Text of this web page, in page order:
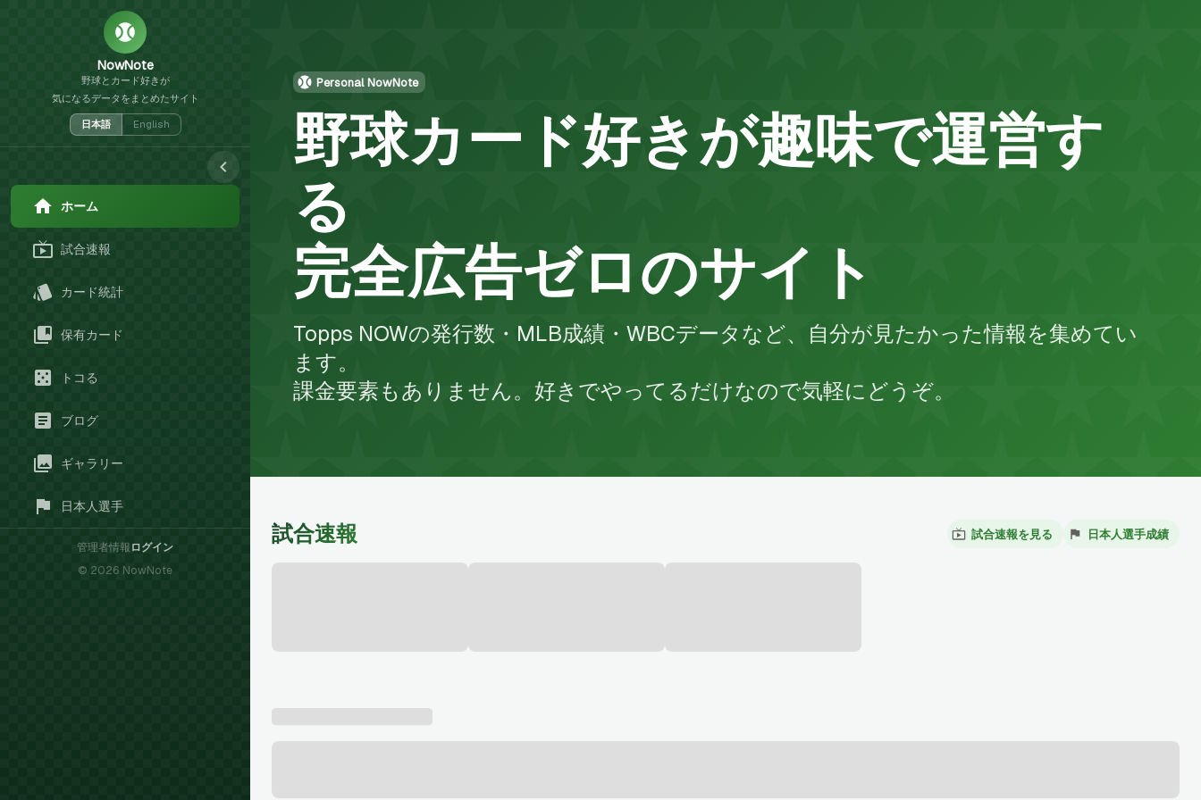
NowNote
野球とカード好きが
気になるデータをまとめたサイト
日本語 English
ホーム
試合速報
カード統計
保有カード
トコる
ブログ
ギャラリー
日本人選手
管理者情報 ログイン
© 2026 NowNote
Personal NowNote
野球カード好きが趣味で運営す
る
完全広告ゼロのサイト
Topps NOWの発行数・MLB成績・WBCデータなど、自分が見たかった情報を集めてい
ます。
課金要素もありません。好きでやってるだけなので気軽にどうぞ。
試合速報 試合速報を見る 日本人選手成績